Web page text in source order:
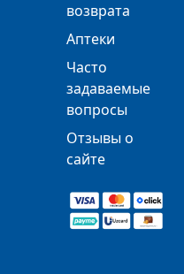
возврата
Аптеки
Часто
задаваемые
вопросы
Отзывы о
сайте